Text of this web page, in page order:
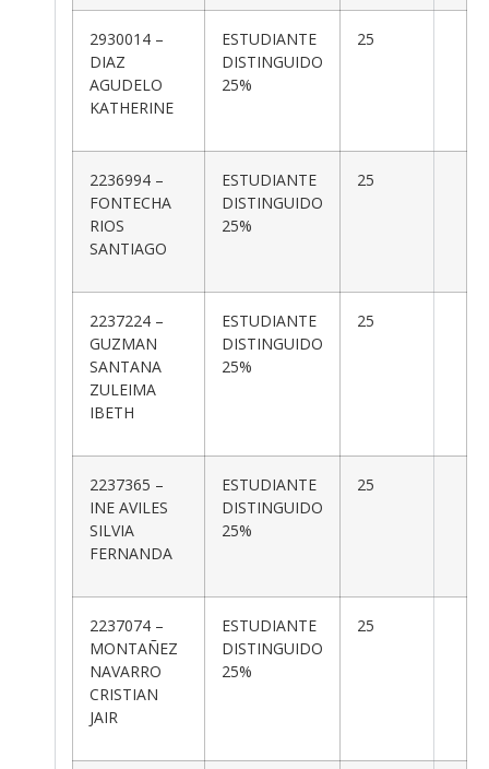
2930014 –
DIAZ
AGUDELO
KATHERINE
ESTUDIANTE
DISTINGUIDO
25%
25
2236994 –
FONTECHA
RIOS
SANTIAGO
ESTUDIANTE
DISTINGUIDO
25%
25
2237224 –
GUZMAN
SANTANA
ZULEIMA
IBETH
ESTUDIANTE
DISTINGUIDO
25%
25
2237365 –
INE AVILES
SILVIA
FERNANDA
ESTUDIANTE
DISTINGUIDO
25%
25
2237074 –
MONTAÑEZ
NAVARRO
CRISTIAN
JAIR
ESTUDIANTE
DISTINGUIDO
25%
25